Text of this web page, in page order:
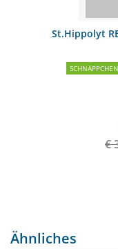
St.Hippolyt
SCHNÄPPCHEN
€
Ähnliches